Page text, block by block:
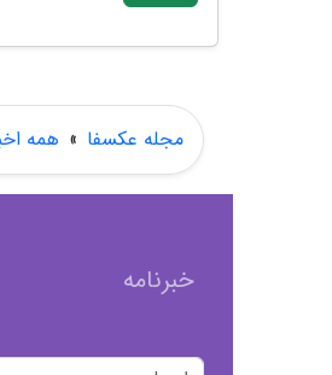
مجله عکسفا » همه
خبرنامه